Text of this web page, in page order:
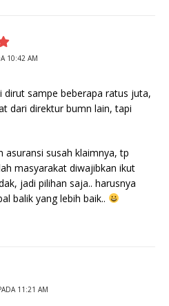
10:42 AM
dirut sampe beberapa ratus juta,
dari direktur bumn lain, tapi
susah klaimnya, tp
masyarakat diwajibkan ikut
jadi pilihan saja.. harusnya
balik yang lebih baik..
11:21 AM